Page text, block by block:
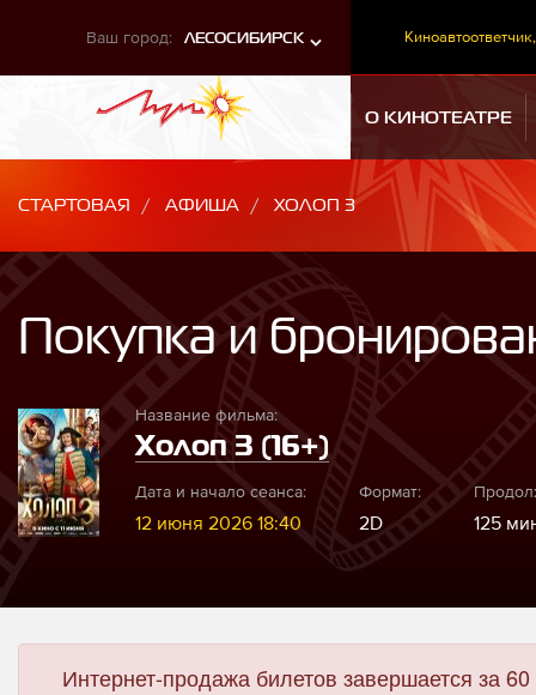
Ваш город: ЛЕСОСИБИРСК Киноавтоответчик,
О КИНОТЕАТРЕ
СТАРТОВАЯ АФИША ХОЛОП 3
Покупка и
Название фильма:
Холоп 3 (16+)
Дата и начало сеанса:
12 июня 2026 18:40
Формат:
2D 125
Интернет-продажа билетов завершается за